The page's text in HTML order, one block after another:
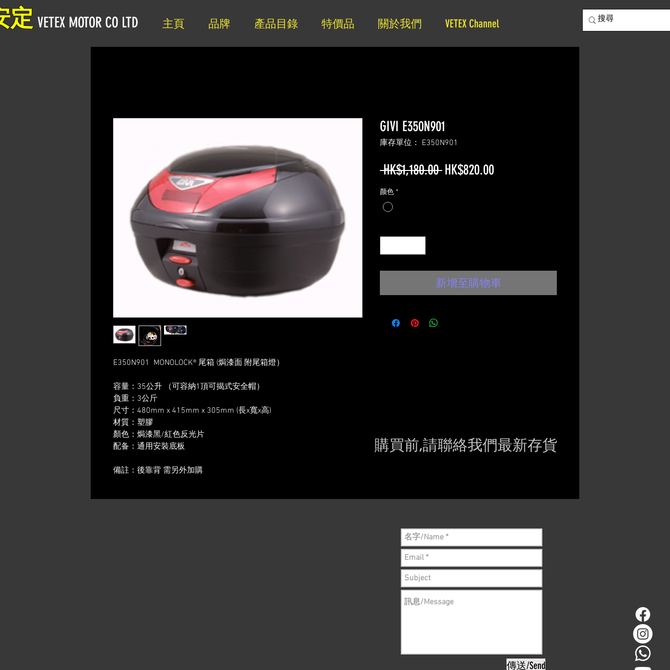
主頁 品牌 產品目錄 特價品 關於我們 VETEX Channel
定 VETEX MOTOR CO LTD
E350N901 MONOLOCK® 尾箱 (焗漆面 附尾箱燈）
容量：35公升 （可容納1頂可揭式安全帽）
負重：3公斤
尺寸：480mm x 415mm x 305mm (長x寬x高)
材質：塑膠
顏色：焗漆黑/紅色反光片
配备：通用安裝底板
備註：後靠背 需另外加購
GIVI E350N901
庫存單位： E350N901
HK$1,180.00 一
HK$820.00促
颜色 *
新增至購物車
購買前,請聯絡我們最新存貨
傳送/Send